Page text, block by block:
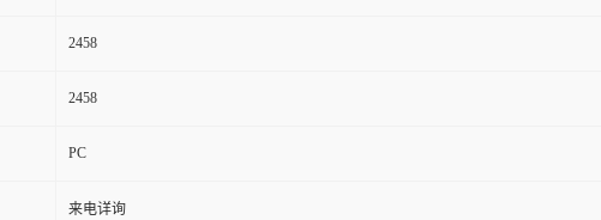
2458
2458
PC
来电详询